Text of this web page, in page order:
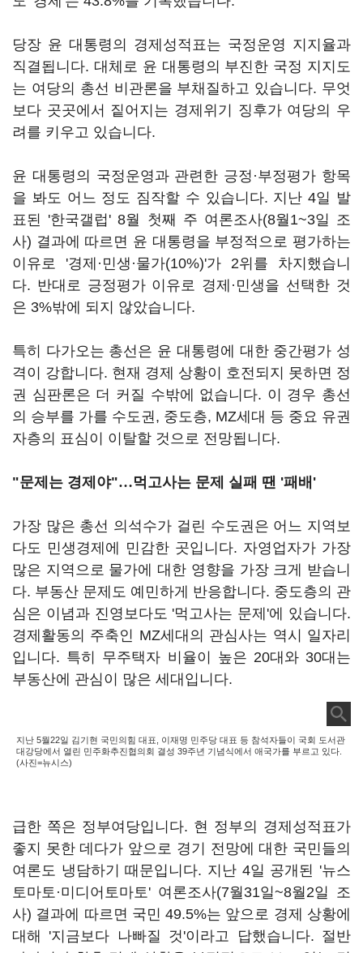
당장 윤 대통령의 경제성적표는 국정운영 지지율과
직결됩니다. 대체로 윤 대통령의 부진한 국정 지지도
는 여당의 총선 비관론을 부채질하고 있습니다. 무엇
보다 곳곳에서 짙어지는 경제위기 징후가 여당의 우
려를 키우고 있습니다.
윤 대통령의 국정운영과 관련한 긍정·부정평가 항목
을 봐도 어느 정도 짐작할 수 있습니다. 지난 4일 발
표된 '한국갤럽' 8월 첫째 주 여론조사(8월1~3일 조
사) 결과에 따르면 윤 대통령을 부정적으로 평가하는
이유로 '경제·민생·물가(10%)'가 2위를 차지했습니
다. 반대로 긍정평가 이유로 경제·민생을 선택한 것
은 3%밖에 되지 않았습니다.
특히 다가오는 총선은 윤 대통령에 대한 중간평가 성
격이 강합니다. 현재 경제 상황이 호전되지 못하면 정
권 심판론은 더 커질 수밖에 없습니다. 이 경우 총선
의 승부를 가를 수도권, 중도층, MZ세대 등 중요 유권
자층의 표심이 이탈할 것으로 전망됩니다.
"문제는 경제야"…먹고사는 문제 실패 땐 '패배'
가장 많은 총선 의석수가 걸린 수도권은 어느 지역보
다도 민생경제에 민감한 곳입니다. 자영업자가 가장
많은 지역으로 물가에 대한 영향을 가장 크게 받습니
다. 부동산 문제도 예민하게 반응합니다. 중도층의 관
심은 이념과 진영보다도 '먹고사는 문제'에 있습니다.
경제활동의 주축인 MZ세대의 관심사는 역시 일자리
입니다. 특히 무주택자 비율이 높은 20대와 30대는
부동산에 관심이 많은 세대입니다.
지난 5월22일 김기현 국민의힘 대표, 이재명 민주당 대표 등 참석자들이 국회 도서관
대강당에서 열린 민주화추진협의회 결성 39주년 기념식에서 애국가를 부르고 있다.
(사진=뉴시스)
급한 쪽은 정부여당입니다. 현 정부의 경제성적표가
좋지 못한 데다가 앞으로 경기 전망에 대한 국민들의
여론도 냉담하기 때문입니다. 지난 4일 공개된 '뉴스
토마토·미디어토마토' 여론조사(7월31일~8월2일 조
사) 결과에 따르면 국민 49.5%는 앞으로 경제 상황에
대해 '지금보다 나빠질 것'이라고 답했습니다. 절반